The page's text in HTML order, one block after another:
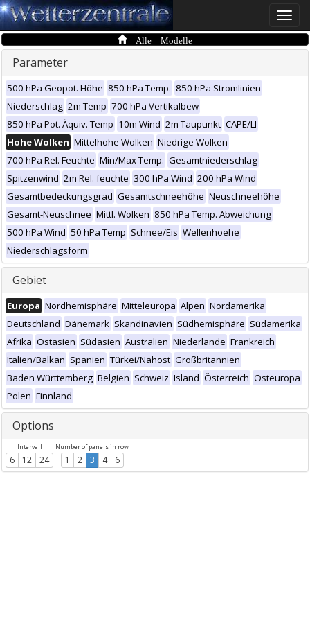
Toggle
Alle Modelle
Parameter
500 hPa Geopot. Höhe 850 hPa Temp. 850 hPa Stromlinien
Niederschlag 2m Temp 700 hPa Vertikalbew
850 hPa Pot. Äquiv. Temp 10m Wind 2m Taupunkt CAPE/LI
Hohe Wolken Mittelhohe Wolken Niedrige Wolken
700 hPa Rel. Feuchte Min/Max Temp. Gesamtniederschlag
Spitzenwind 2m Rel. feuchte 300 hPa Wind 200 hPa Wind
Gesamtbedeckungsgrad Gesamtschneehöhe Neuschneehöhe
Gesamt-Neuschnee Mittl. Wolken 850 hPa Temp. Abweichung
500 hPa Wind 50 hPa Temp Schnee/Eis Wellenhoehe
Niederschlagsform
Gebiet
Europa Nordhemisphäre Mitteleuropa Alpen Nordamerika
Deutschland Dänemark Skandinavien Südhemisphäre Südamerika
Afrika Ostasien Südasien Australien Niederlande Frankreich
Italien/Balkan Spanien Türkei/Nahost Großbritannien
Baden Württemberg Belgien Schweiz Island Österreich Osteuropa
Polen Finnland
Options
Intervall
6 12 24
Number of panels in row
1 2 3 4 6